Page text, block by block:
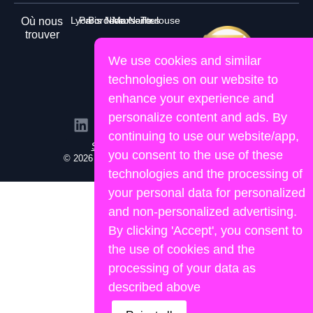
Où nous
trouver
Lyon
Paris
Bordeaux
Nice
Marseille
Nantes
Toulouse
© 2026 Human Portage. Tous droits réservés.
Site propulsé par Lemon&Joy
We use cookies and similar
technologies on our website to
enhance your experience and
personalize content and ads. By
continuing to use our website/app,
you consent to the use of these
technologies and the processing of
your personal data for personalized
and non-personalized advertising.
By clicking 'Accept', you consent to
the use of cookies and the
processing of your data as
described above